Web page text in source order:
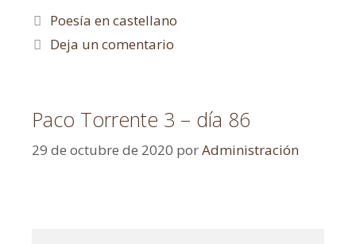
Poesía en castellano
Deja un comentario
Paco Torrente 3 – día 86
29 de octubre de 2020 porAdministración